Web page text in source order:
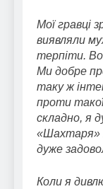
Мої гравці
виявляли
терпіти.
Ми добре
таку ж
проти
складно, я
«Шахтаря»
дуже
Коли я